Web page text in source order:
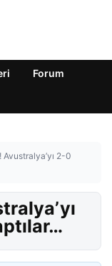
Forum
2-0